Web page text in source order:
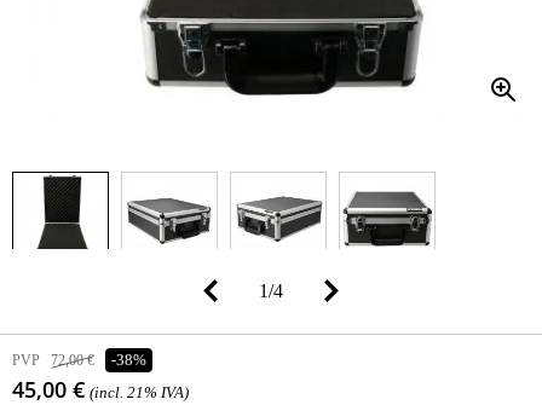
1/4
PVP 72,00 € -38%
45,00 € (incl. 21% IVA)